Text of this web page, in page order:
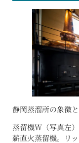
静岡蒸溜所の象徴
蒸留機Ｗ（写真左）
薪直火蒸留機。リ